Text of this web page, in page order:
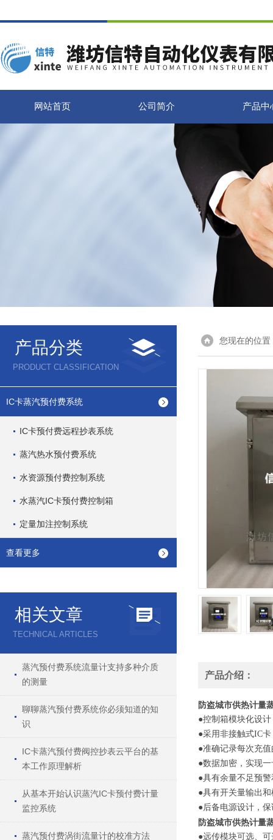
网站首页 公司简介 产品中
产品分类
PRODUCT CLASSIFICATION
IC卡蒸汽预付费系统
IC卡预付费远程抄表系统
蒸汽热水预付费系统
水资源预付费控制系统
水蒸汽IC卡预付费控制箱
定量加注控制系统
查看更多
相关文章
TECHNICAL ARTICLES
蒸汽预付费系统流量计支持多种介质
的测量
聊聊蒸汽预付费系统你必须知道的知
识
IC卡蒸汽预付费阀控抄表云平台的基
本工作原理解析
从基本开始认识蒸汽IC卡预付费计量
监控系统
蒸汽预付费涡街流量计的校准方法
您现在的位置
产品介绍：
防盗城市供热计量
●控制箱模块化设
●采用非接触式IC
●准确记录每次充
●数据加密，实现
●具有余量不足预
●具有开关量输出
●后备电源设计，
防盗城市供热计量
●远传模块可选、